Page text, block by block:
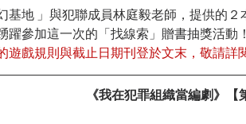
基地 」與犯聯成員林庭毅老師，提供的
躍參加這一次的「找線索」贈書抽獎活動！
遊戲規則與截止日期刊登於文末，敬請詳
《我在犯罪組織當編劇》